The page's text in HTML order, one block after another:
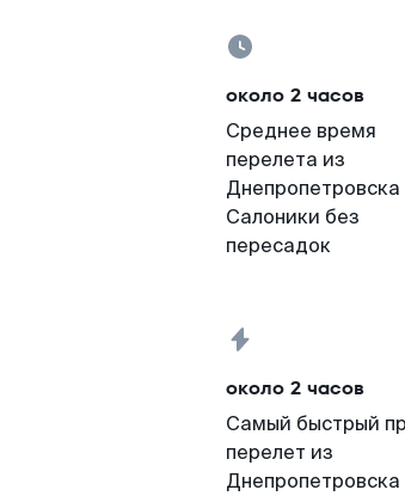
около 2 часов
Среднее время
перелета из
Днепропетровска
Салоники без
пересадок
около 2 часов
Самый быстрый
перелет из
Днепропетровска